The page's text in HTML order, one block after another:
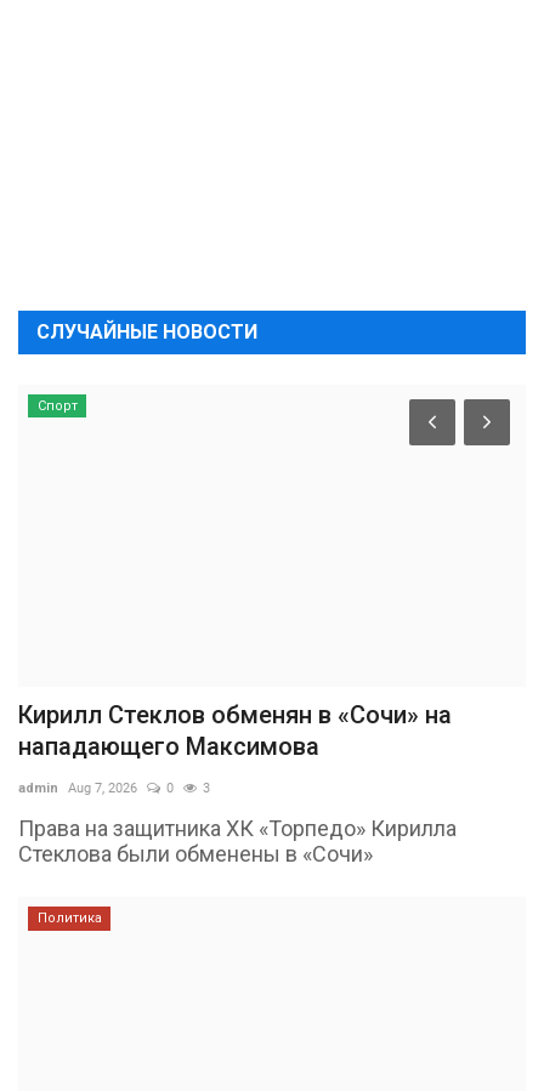
СЛУЧАЙНЫЕ НОВОСТИ
Спорт
Кирилл Стеклов обменян в «Сочи» на
нападающего Максимова
admin Aug 7, 2026 0 3
Права на защитника ХК «Торпедо» Кирилла
Стеклова были обменены в «Сочи»
Политика